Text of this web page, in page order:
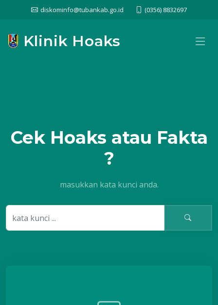
diskominfo@tubankab.go.id (0356) 8832697
Klinik Hoaks
Cek Hoaks atau Fakta
?
masukkan kata kunci anda.